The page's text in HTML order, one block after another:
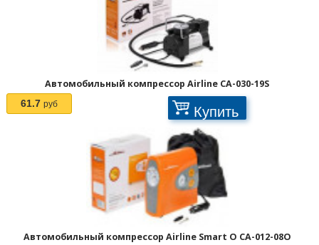
Автомобильный компрессор Airline CA-030-19S
61.7 руб Купить
Автомобильный компрессор Airline Smart O CA-012-08O